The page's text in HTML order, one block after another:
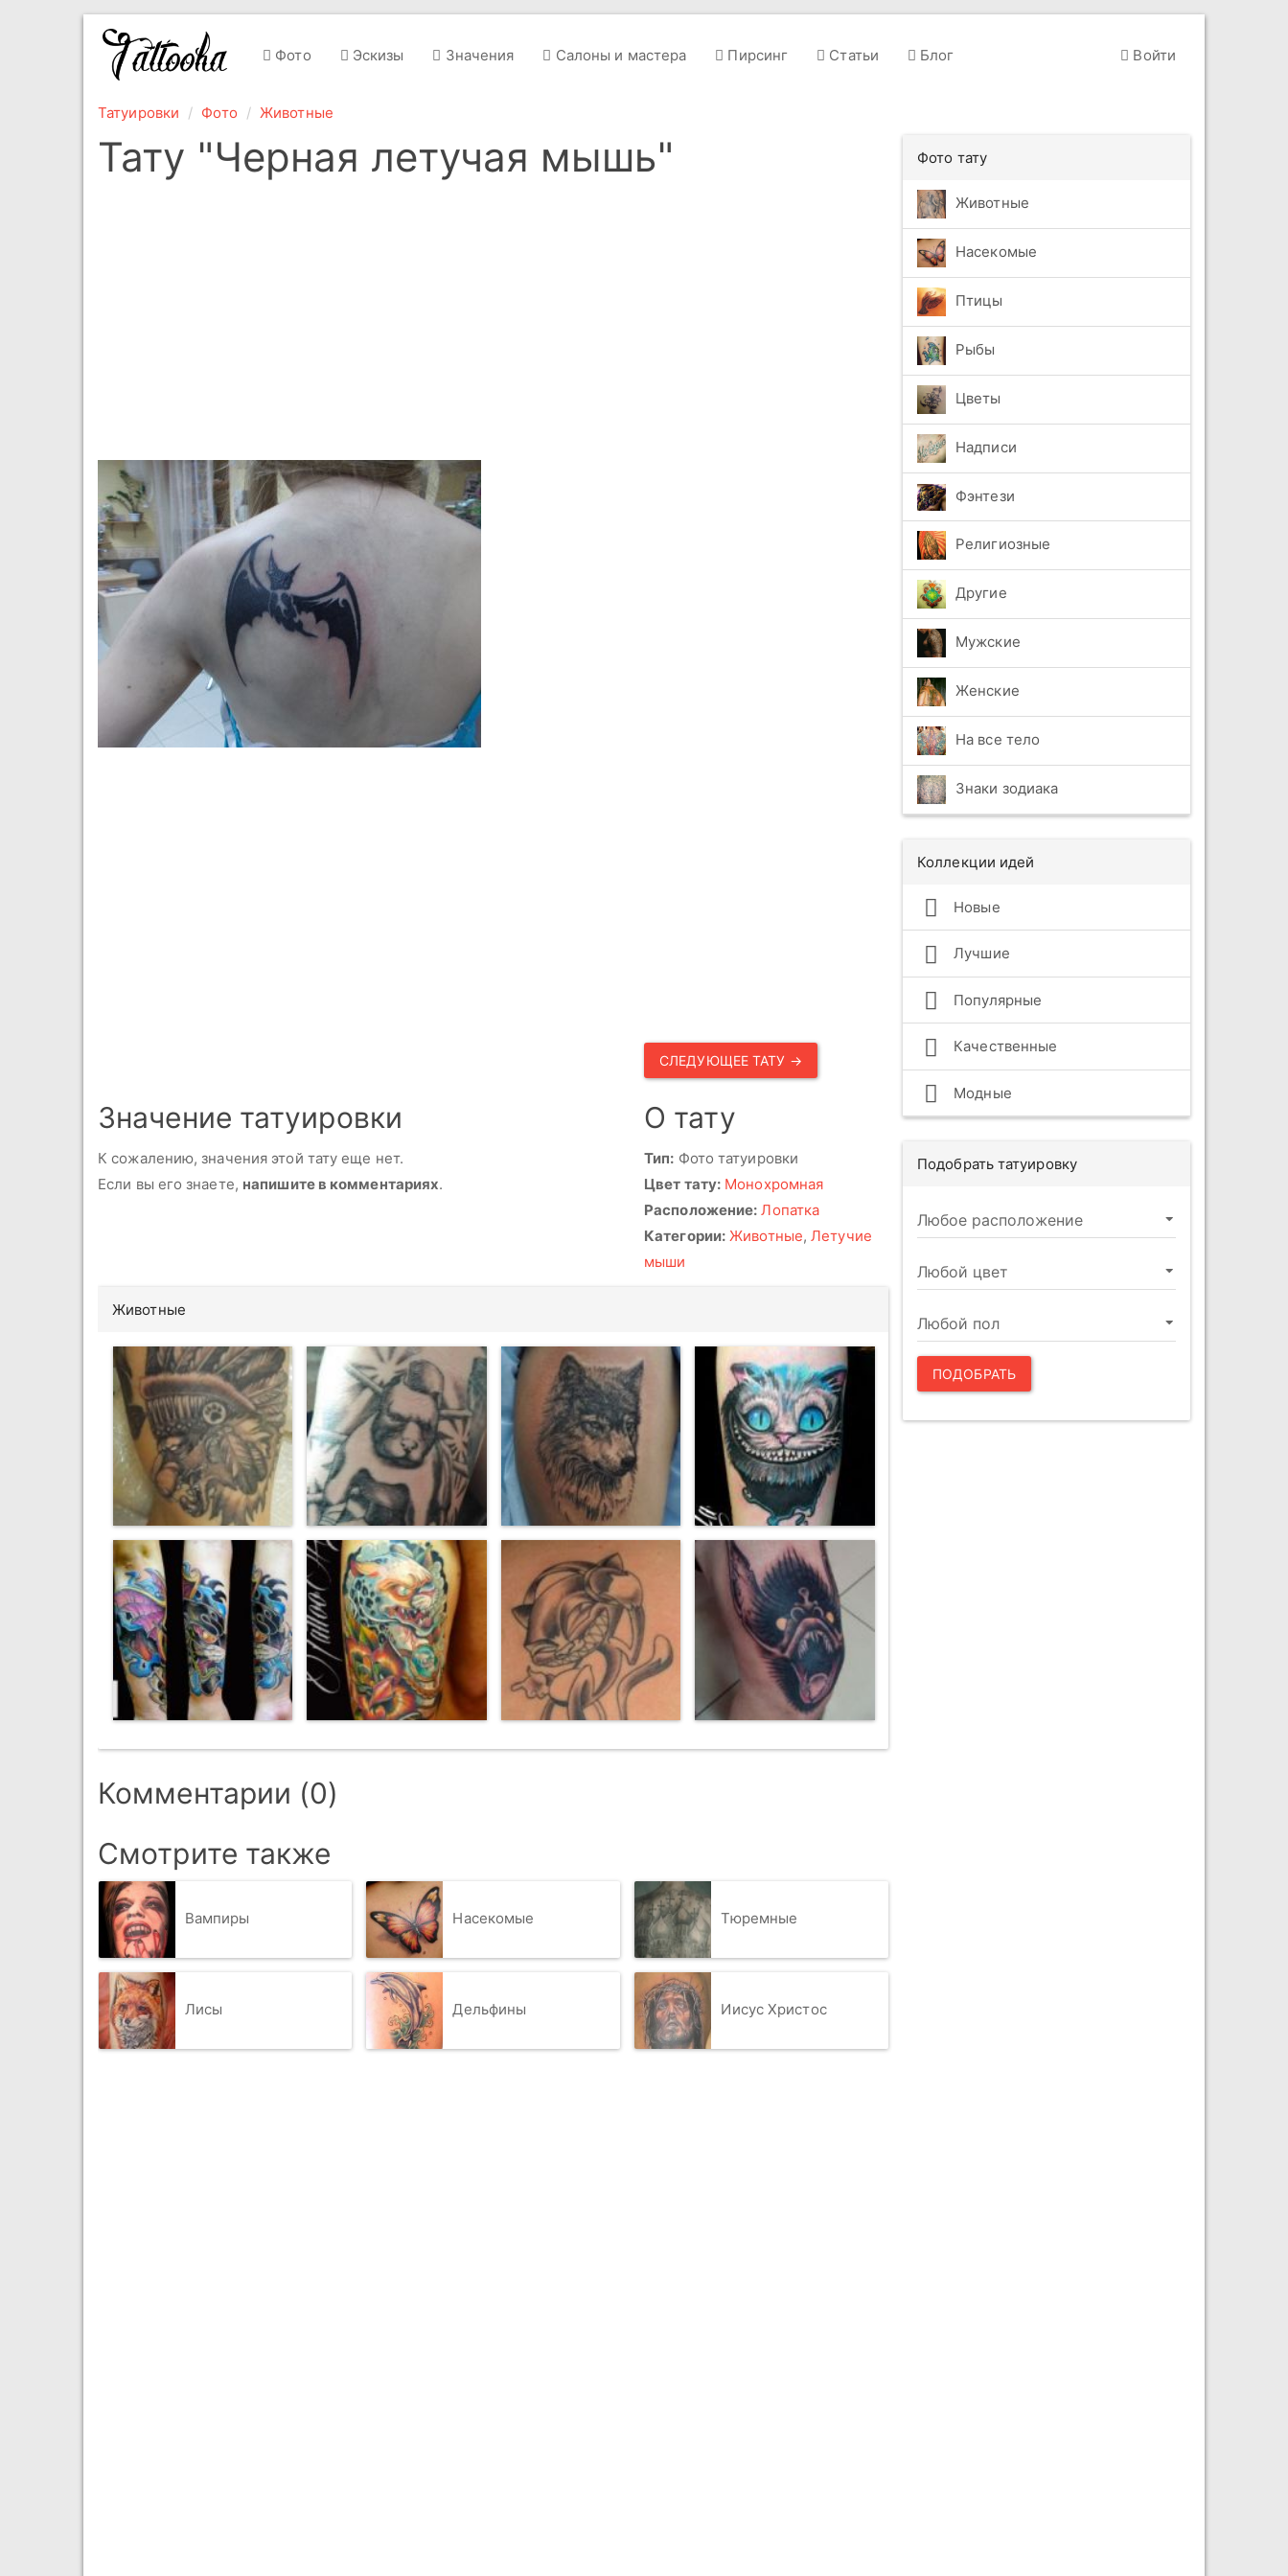
Фото Эскизы Значения Салоны и мастера Пирсинг Статьи Блог Войти
Татуировки Фото Животные
Тату "Черная летучая мышь"
СЛЕДУЮЩЕЕ ТАТУ →
Значение татуировки
К сожалению, значения этой тату еще нет.
Если вы его знаете, напишите в комментариях.
О тату
Тип: Фото татуировки
Цвет тату: Монохромная
Расположение: Лопатка
Категории: Животные,Летучие
мыши
Животные
Комментарии (0)
Смотрите также
Вампиры Насекомые Тюремные
Лисы Дельфины Иисус Христос
Фото тату
Животные
Насекомые
Птицы
Рыбы
Цветы
Надписи
Фэнтези
Религиозные
Другие
Мужские
Женские
На все тело
Знаки зодиака
Коллекции идей
Новые
Лучшие
Популярные
Качественные
Модные
Подобрать татуировку
ПОДОБРАТЬ